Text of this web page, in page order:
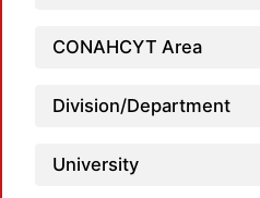
CONAHCYT Area
Division/Department
University